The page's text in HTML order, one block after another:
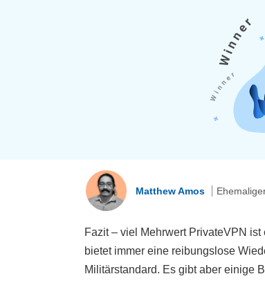
Matthew Amos
Fazit – viel Mehrwert PrivateVPN
bietet immer eine reibungslose
Militärstandard. Es gibt aber einige